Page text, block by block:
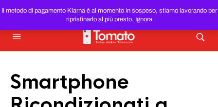
Il metodo di pagamento Klarna è al momento in sospeso, stiamo lavorando per
ripristinarlo al più presto. Ignora
SMARTPHONE E TABLET RICONDIZIONATIAL MIGLIOR
PREZZO DEL WEB!
Smartphone